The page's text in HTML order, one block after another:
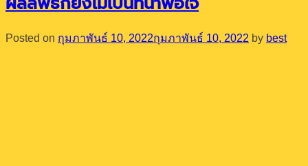
Posted on กุมภาพันธ์ 10, 2022กุมภาพันธ์ 10, 2022 by best